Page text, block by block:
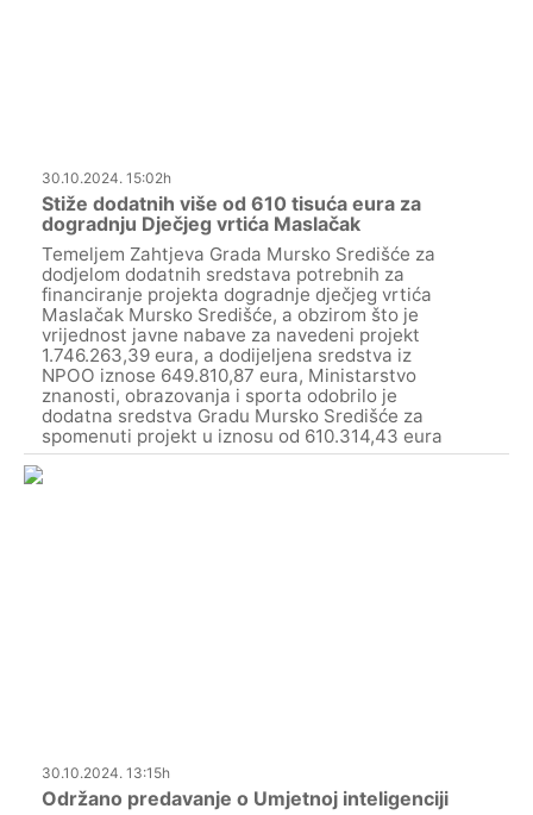
30.10.2024. 15:02h
Stiže dodatnih više od 610 tisuća eura za
dogradnju Dječjeg vrtića Maslačak
Temeljem Zahtjeva Grada Mursko Središće za
dodjelom dodatnih sredstava potrebnih za
financiranje projekta dogradnje dječjeg vrtića
Maslačak Mursko Središće, a obzirom što je
vrijednost javne nabave za navedeni projekt
1.746.263,39 eura, a dodijeljena sredstva iz
NPOO iznose 649.810,87 eura, Ministarstvo
znanosti, obrazovanja i sporta odobrilo je
dodatna sredstva Gradu Mursko Središće za
spomenuti projekt u iznosu od 610.314,43 eura
30.10.2024. 13:15h
Održano predavanje o Umjetnoj inteligenciji